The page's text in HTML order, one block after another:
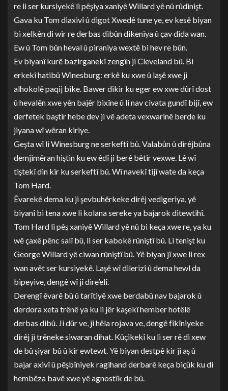
re li ser kursiyekê li pêşiya xaniyê Willard yê nû rûdinişt.
Gava ku Tom diaxivî û digot Xwedê tune ye, ev kesê biyan
bi xelkên di wir re derbas dibûn dikeniya û çav dida wan.
Ew û Tom bûn heval û piraniya wextê bi hev re bûn.
Ev biyanî kurê bazirganekî zengîn ji Cleveland bû. Bi
erkekî hatibû Winesburg: erkê ku xwe û laşê xwe ji
alhokolê paqij bike. Bawer dikir ku eger ew xwe dûrî dost
û hevalên xwe yên bajêr bixîne û li nav civata gundî bijî, ew
derfetek baştir hebe dev ji vê adeta vexwarinê berde ku
jiyana wî wêran kiriye.
Geşta wî li Winesburg ne serkeftî bû. Valabûn û dirêjbûna
demjimêran hiştin ku ew êdî ji berê bêtir vexwe. Lê wî
tiştekî din kir ku serkeftî bû. Wî navekî tijî wate da keça
Tom Hard.
Êvarekê dema ku ji şevbuhêrkeke dirêj vedigeriya, yê
biyanî bi tena xwe li kolana sereke ya bajarok ditewtihî.
Tom Hard li pêş xaniyê Willard yê nû bi keça xwe re, ya ku
wê çaxê pênc salî bû, li ser kabokê rûniştî bû. Li tenişt ku
George Willard yê ciwan rûniştî bû. Yê biyan jî xwe li rex
wan avêt ser kursiyekê. Laşê wî dilerizî û dema hewl da
bipeyive, dengê wî jî dire’elî.
Derengî êvarê bû û tarîtiyê xwe berdabû nav bajarok û
derdora xeta trênê ya ku li jêr kaşekî hember hotêlê
derbas dibû. Ji dûr ve, ji hêla rojava ve, dengê fîkîniyeke
dirêj ji trêneke siwaran dihat. Kûçikekî ku li ser rê di xew
de bû şiyar bû û kir ewtewt. Yê biyan destpê kir ji aş û
bajar axivî û pêşbîniyek ragihand derbarê keça biçûk ku di
hembêza bavê xwe yê agnostîk de bû.